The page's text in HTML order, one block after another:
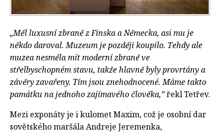
„Měl luxusní zbraně z Finska a Německa, asi mu je
někdo daroval. Muzeum je později koupilo. Tehdy ale
muzea nesměla mít moderní zbraně ve
střelbyschopném stavu, takže hlavně byly provrtány a
závěry zavařeny. Tím jsou znehodnocené. Máme takto
památku na jednoho zajímavého člověka,”řekl Tetřev.
Mezi exponáty je i kulomet Maxim, což je osobní dar
sovětského maršála Andreje Jeremenka,